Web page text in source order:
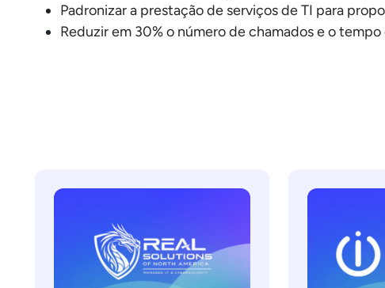
Padronizar a prestação de serviços de TI para
Reduzir em 30% o número de chamados e o